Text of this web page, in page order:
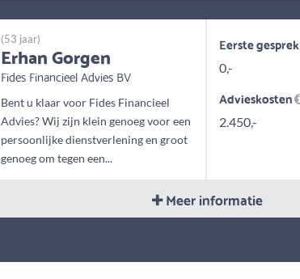
(53 jaar)
Erhan Gorgen
Fides Financieel Advies BV
Bent u klaar voor Fides Financieel
Advies? Wij zijn klein genoeg voor een
persoonlijke dienstverlening en groot
genoeg om tegen een...
Eerste gesprek
0,-
Advieskosten
2.450,-
Meer informatie